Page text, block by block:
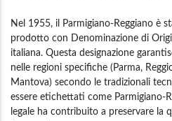
Nel 1955, il Parmigiano-Reggiano è
prodotto con Denominazione di
italiana. Questa designazione
nelle regioni specifiche (Parma,
Mantova) secondo le tradizionali
essere etichettati come Parmigiano-
legale ha contribuito a preservare la